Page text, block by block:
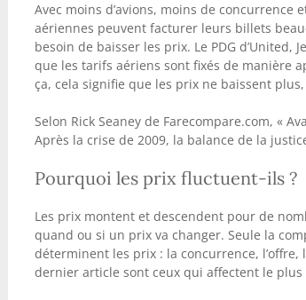
Avec moins d’avions, moins de concurrence
aériennes peuvent facturer leurs billets
besoin de baisser les prix. Le PDG d’United,
que les tarifs aériens sont fixés de manière
ça, cela signifie que les prix ne baissent
Selon Rick Seaney de Farecompare.com, «
Après la crise de 2009, la balance de la
Pourquoi les prix fluctuent-ils ?
Les prix montent et descendent pour de
quand ou si un prix va changer. Seule la
déterminent les prix : la concurrence,
dernier article sont ceux qui affectent le plus